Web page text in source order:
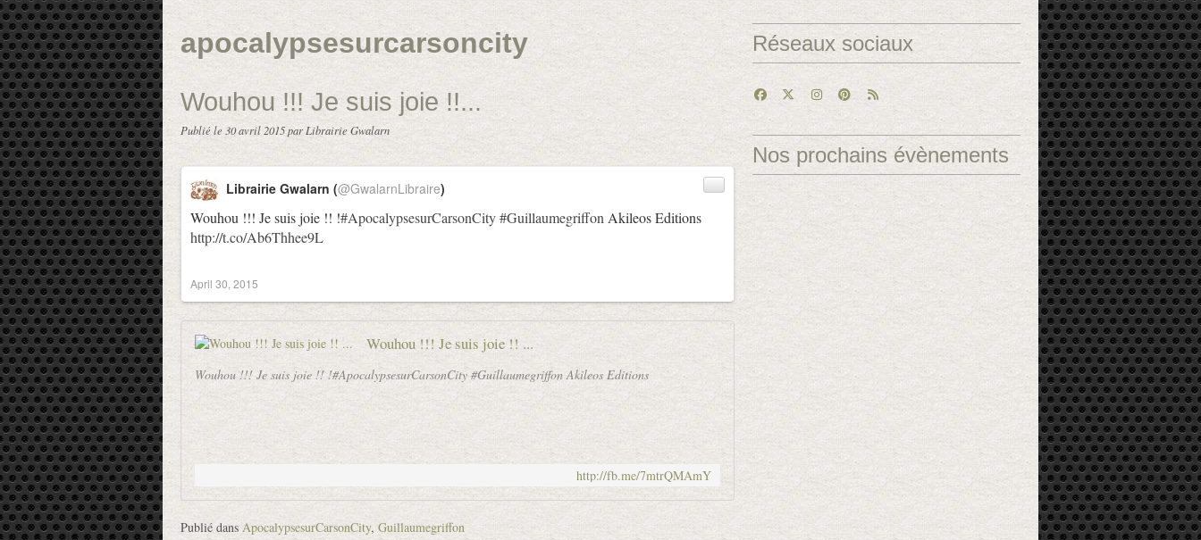
apocalypsesurcarsoncity
Wouhou !!! Je suis joie !!...
Publié le 30 avril 2015par Librairie Gwalarn
Wouhou !!! Je suis joie !! !#ApocalypsesurCarsonCity#Guillaumegriffon Akileos Editions
http://t.co/Ab6Thhee9L
Librairie Gwalarn (@GwalarnLibraire)
April 30, 2015
Wouhou !!! Je suis joie !! ...
Wouhou !!! Je suis joie !! !#ApocalypsesurCarsonCity #Guillaumegriffon Akileos Editions
http://fb.me/7mtrQMAmY
Publié dans ApocalypsesurCarsonCity, Guillaumegriffon
Réseaux sociaux
Nos prochains évènements